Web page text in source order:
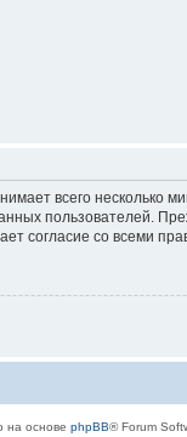
всего
пользователей.
согласие со всеми
на основе phpBB® Forum